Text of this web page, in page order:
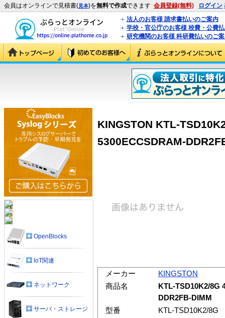
会員はオンラインで見積書(見本)を無料で作成できます 会員登録(無料) ログイン
法人のお客様 請求書払いのご案内
学校・官公庁のお客様 校費・公費
研究機関のお客様 科研費払いのご
KINGSTON KTL-
5300ECCSDRAM-
メーカー
KINGSTON
商品名
KTL-TSD10K2/8G
DDR2FB-DIMM
型番
KTL-TSD10K2/8G
OpenBlocks
IoT関連
ネットワーク
サーバ・ストレージ